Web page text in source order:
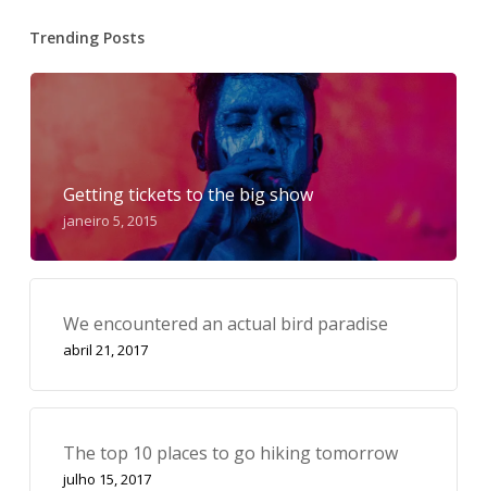
Trending Posts
Getting tickets to the big show
janeiro 5, 2015
We encountered an actual bird paradise
abril 21, 2017
The top 10 places to go hiking tomorrow
julho 15, 2017